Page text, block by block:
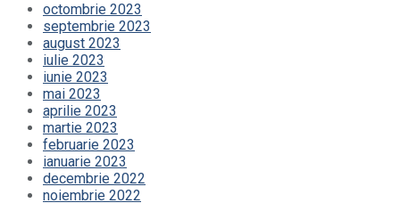
octombrie 2023
septembrie 2023
august 2023
iulie 2023
iunie 2023
mai 2023
aprilie 2023
martie 2023
februarie 2023
ianuarie 2023
decembrie 2022
noiembrie 2022